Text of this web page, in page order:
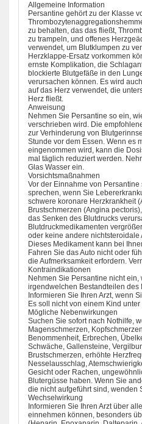
Allgemeine Information
Persantine gehört zu der Klasse
zu behalten, das das fließt,
zu trampeln, und offenes
verwendet, um Blutklumpen zu
Herzklappe-Ersatz vorkommen
ernste Komplikation, die
blockierte Blutgefäße in den
verursachen können. Es wird
auf das Herz verwendet, die
Herz fließt.
Anweisung
Nehmen Sie Persantine so ein,
verschrieben wird. Die
zur Verhinderung von
Stunde vor dem Essen. Wenn es
eingenommen wird, kann die
mal täglich reduziert werden.
Glas Wasser ein.
Vorsichtsmaßnahmen
Vor der Einnahme von Persantine
sprechen, wenn Sie
schwere koronare Herzkrankheit
Brustschmerzen (Angina
das Senken des Blutdrucks
Blutdruckmedikamenten
oder keine andere nichtsteroidale
Dieses Medikament kann bei
Fahren Sie das Auto nicht oder
die Aufmerksamkeit erfordern.
Kontraindikationen
Nehmen Sie Persantine nicht
irgendwelchen Bestandteilen des
Informieren Sie Ihren Arzt, wenn
Es soll nicht von einem Kind
Mögliche Nebenwirkungen
Suchen Sie sofort nach Nothilfe,
Magenschmerzen,
Benommenheit, Erbrechen,
Schwäche, Gallensteine,
Brustschmerzen, erhöhte
Nesselausschlag,
Gesicht oder Rachen,
Blutergüsse haben. Wenn Sie
die nicht aufgeführt sind, wenden
Wechselwirkung
Informieren Sie Ihren Arzt über
einnehmen können, besonders